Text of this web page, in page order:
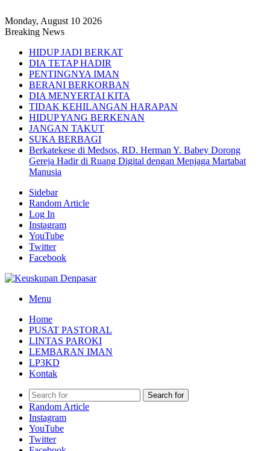
Monday, August 10 2026
Breaking News
HIDUP JADI BERKAT
DIA TETAP HADIR
PENTINGNYA IMAN
BERANI BERKORBAN
DIA MENYERTAI KITA
TIDAK KEHILANGAN HARAPAN
HIDUP YANG BERKENAN
JANGAN TAKUT
SUKA BERBAGI
Berkatekese di Medsos, RD. Herman Y. Babey Dorong
Gereja Hadir di Ruang Digital dengan Menjaga Martabat
Manusia
Sidebar
Random Article
Log In
Instagram
YouTube
Twitter
Facebook
Menu
Home
PUSAT PASTORAL
LINTAS PAROKI
LEMBARAN IMAN
LP3KD
Kontak
Search for
Random Article
Instagram
YouTube
Twitter